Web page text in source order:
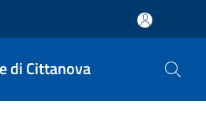
di Cittanova